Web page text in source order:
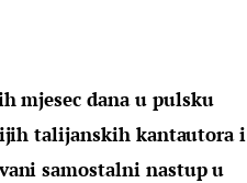
mjesec dana u pulsku
talijanskih kantautora i
samostalni nastup u